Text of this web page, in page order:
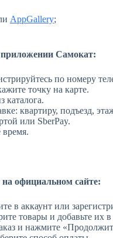
AppGallery;
Самокат:
по номеру
точку на карте.
каталога.
квартиру, подъезд,
или SberPay.
время.
официальном сайте:
в аккаунт или
товары и добавьте их в
и нажмите